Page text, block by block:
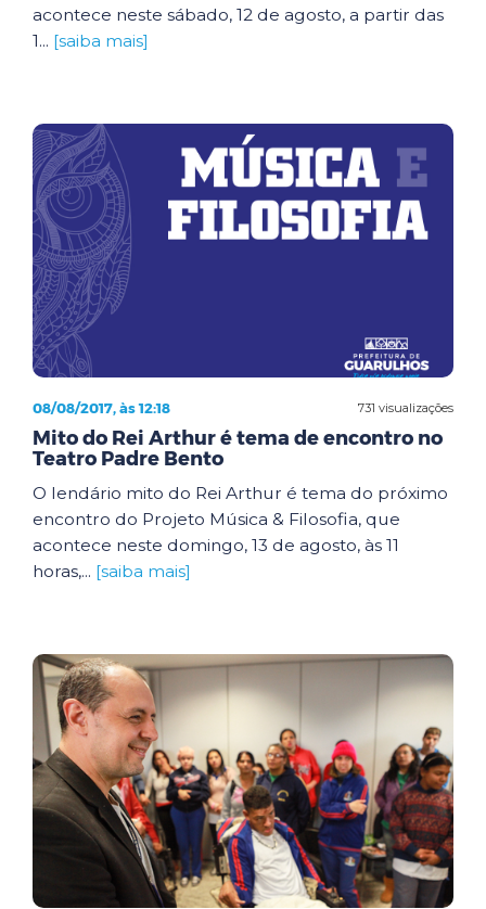
acontece neste sábado, 12 de agosto, a partir das
1... [saiba mais]
731 visualizações
08/08/2017, às 12:18
Mito do Rei Arthur é tema de encontro no
Teatro Padre Bento
O lendário mito do Rei Arthur é tema do próximo
encontro do Projeto Música & Filosofia, que
acontece neste domingo, 13 de agosto, às 11
horas,... [saiba mais]